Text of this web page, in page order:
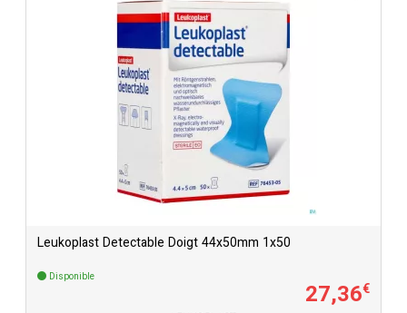
Leukoplast Detectable Doigt 44x50mm 1x50
Disponible
27,36€